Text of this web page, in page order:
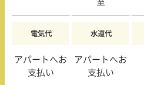
電気代 水道代
アパートへお
支払い
アパートへお
支払い